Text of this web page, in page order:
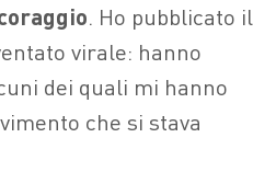
. Ho pubblicato il
virale: hanno
dei quali mi hanno
che si stava